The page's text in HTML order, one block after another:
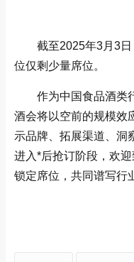
截至2025年3月3
位仅剩少量席位‌。
作为中国食品酒类
酒会将以空前的规模效
示品牌、拓展渠道、洞
进入*后抢订阶段，欢
锁定席位，共同谱写行